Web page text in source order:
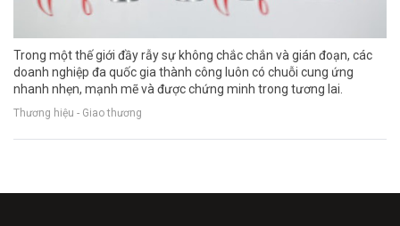
Trong một thế giới đầy rẫy sự không chắc chắn và gián đoạn, các
doanh nghiệp đa quốc gia thành công luôn có chuỗi cung ứng
nhanh nhẹn, mạnh mẽ và được chứng minh trong tương lai.
Thương hiệu - Giao thương